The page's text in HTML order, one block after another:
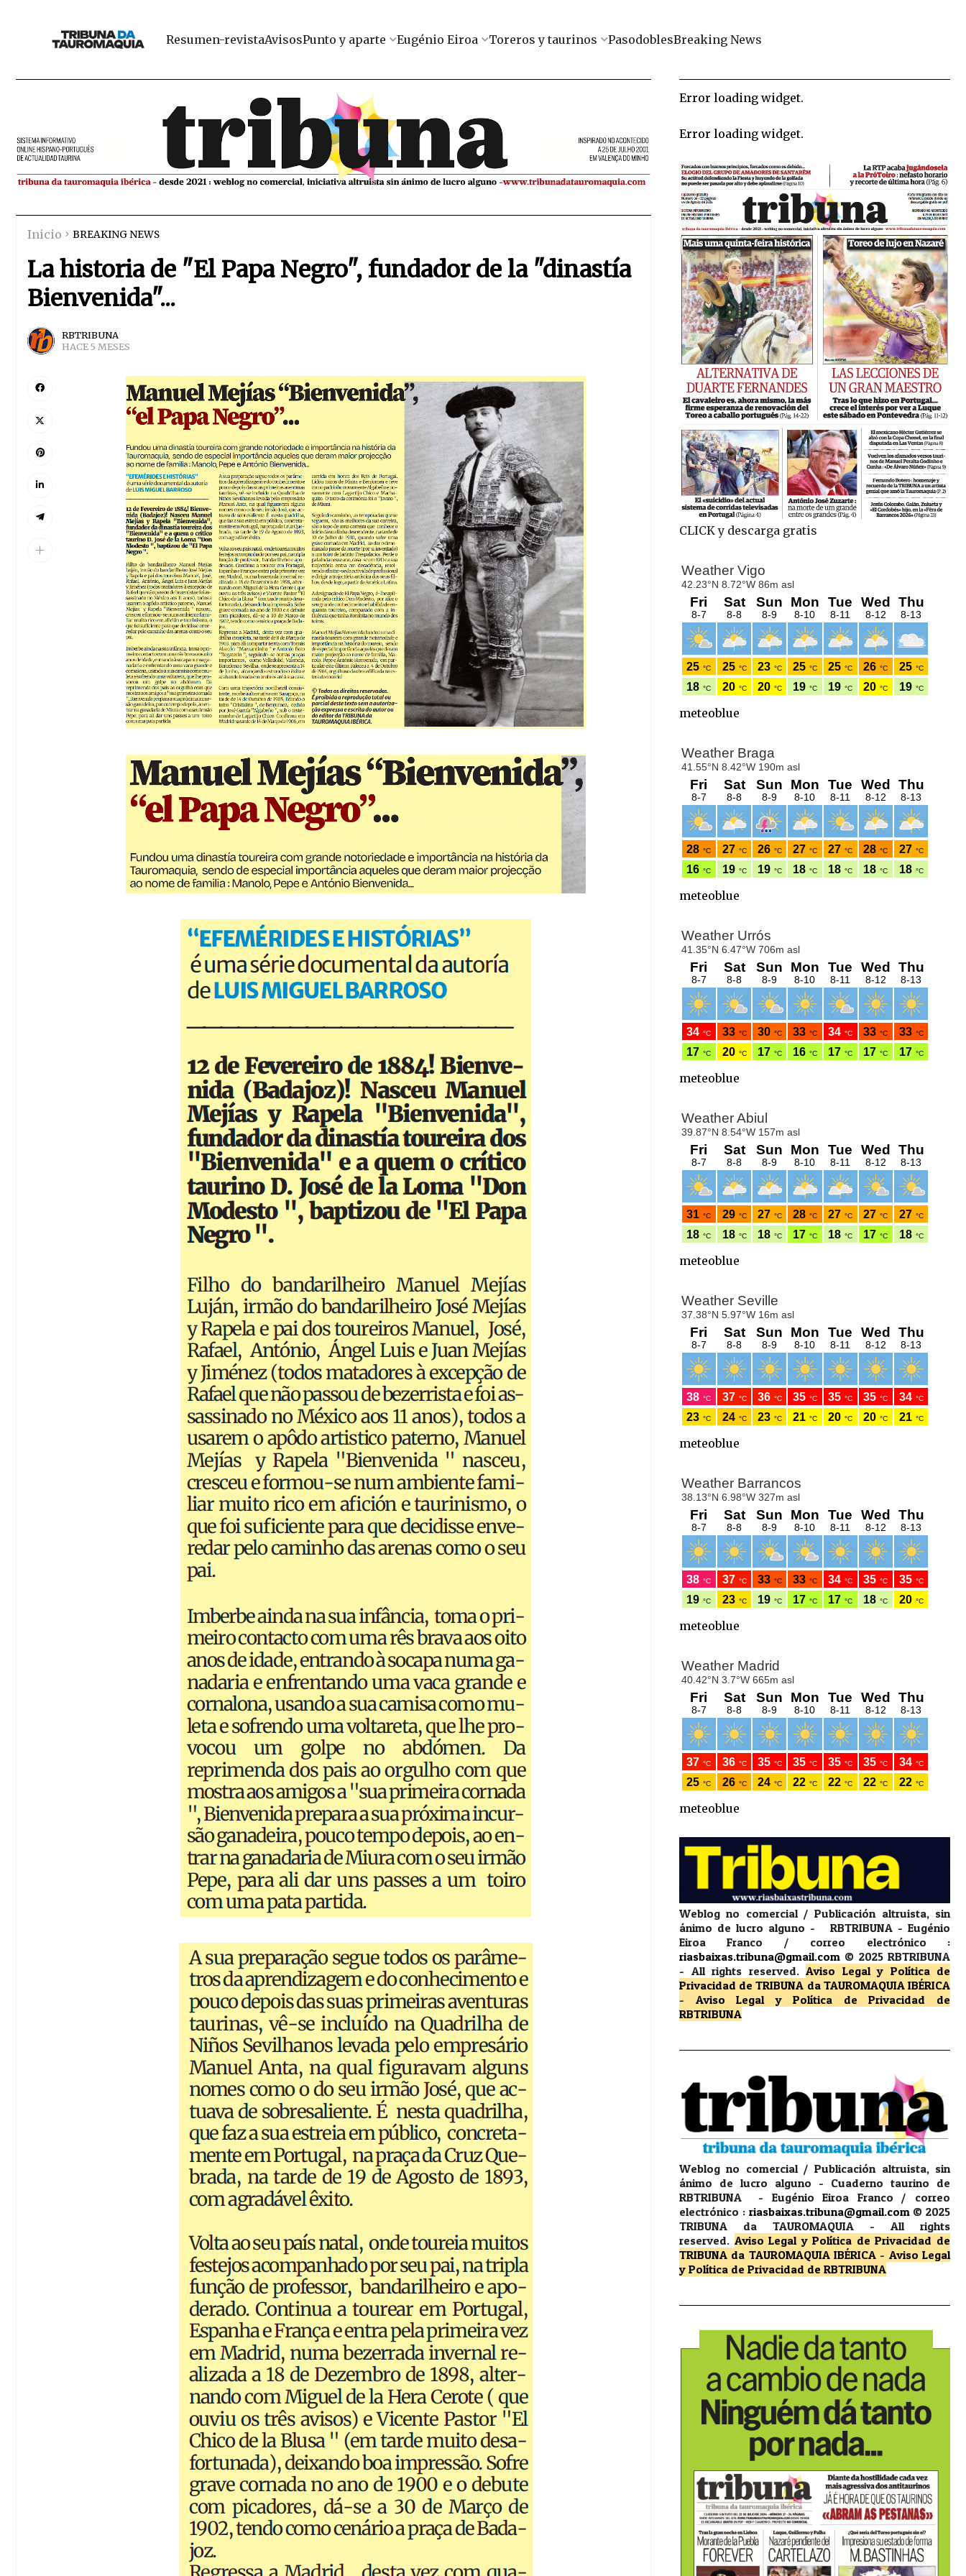
Resumen-revistaAvisosPunto y aparte Eugénio Eiroa Toreros y taurinos PasodoblesBreaking News
Inicio BREAKING NEWS
La historia de "El Papa Negro", fundador de la "dinastía
Bienvenida"...
RBTRIBUNA
HACE 5 MESES
Error loading widget.
Error loading widget.
CLICK y descarga gratis
meteoblue
meteoblue
meteoblue
meteoblue
meteoblue
meteoblue
meteoblue
Weblog no comercial / Publicación altruista, sin
ánimo de lucro alguno - RBTRIBUNA - Eugénio
Eiroa Franco / correo electrónico :
riasbaixas.tribuna@gmail.com © 2025 RBTRIBUNA
- All rights reserved. Aviso Legal y Política de
Privacidad de TRIBUNA da TAUROMAQUIA IBÉRICA
- Aviso Legal y Política de Privacidad
de
RBTRIBUNA
Weblog no comercial / Publicación altruista, sin
ánimo de lucro alguno - Cuaderno taurino de
RBTRIBUNA - Eugénio Eiroa Franco / correo
electrónico : riasbaixas.tribuna@gmail.com © 2025
TRIBUNA da TAUROMAQUIA - All rights
reserved. Aviso Legal y Política de Privacidad de
TRIBUNA da TAUROMAQUIA IBÉRICA - Aviso Legal
y Política de Privacidad de RBTRIBUNA